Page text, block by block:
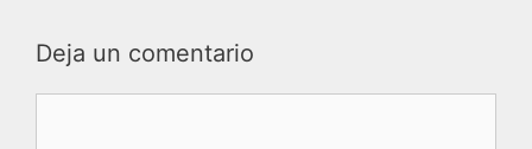
Deja un comentario